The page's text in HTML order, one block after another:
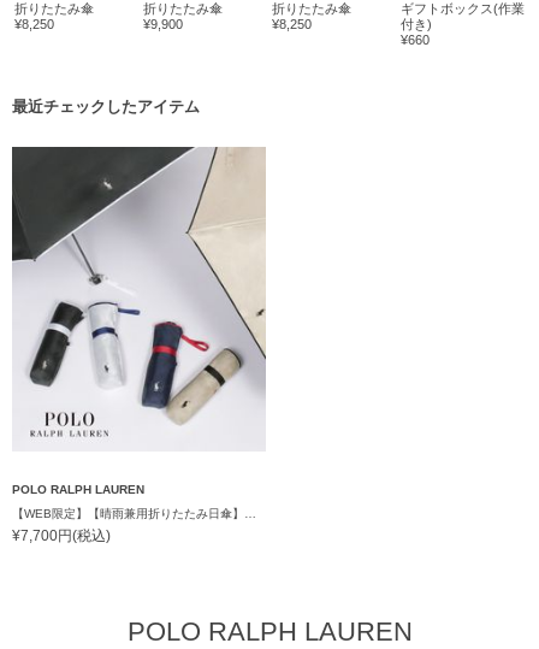
折りたたみ傘
¥8,250
折りたたみ傘
¥9,900
折りたたみ傘
¥8,250
ギフトボックス(作業
付き)
¥660
最近チェックしたアイテム
POLO RALPH LAUREN
¥7,700円(税込)
POLO RALPH LAUREN